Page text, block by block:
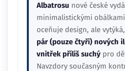
Albatrosu nové české
minimalistickými
oceňuje design, ale
pár (pouze čtyři) nových
vnitřek příliš suchý pro
Navzdory současným